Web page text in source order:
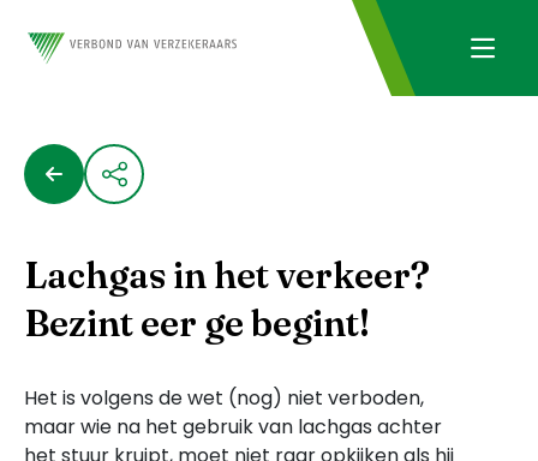
Lachgas in het verkeer?
Bezint eer ge begint!
Het is volgens de wet (nog) niet verboden,
maar wie na het gebruik van lachgas achter